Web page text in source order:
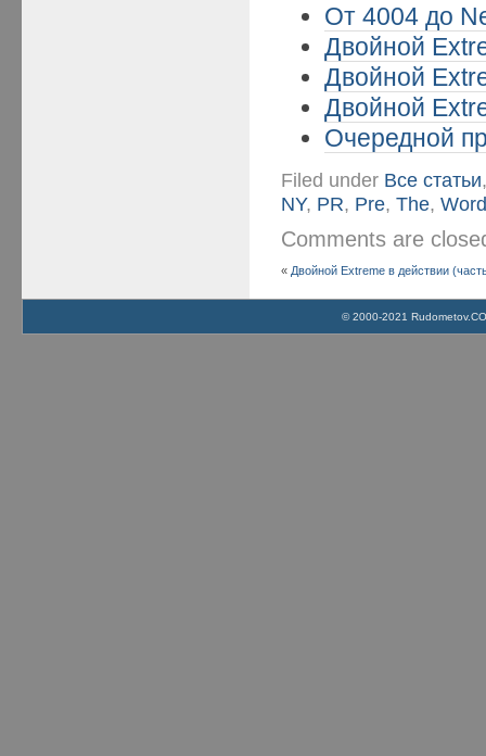
От 4004 до
Двойной
Двойной
Двойной
Очередной
Filed under Все статьи
NY, PR, Pre,The,
Comments are
« Двойной Extreme в действии
© 2000-2021